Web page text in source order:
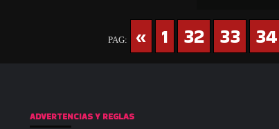
PAG: « 1 32 33 34
ADVERTENCIAS Y REGLAS